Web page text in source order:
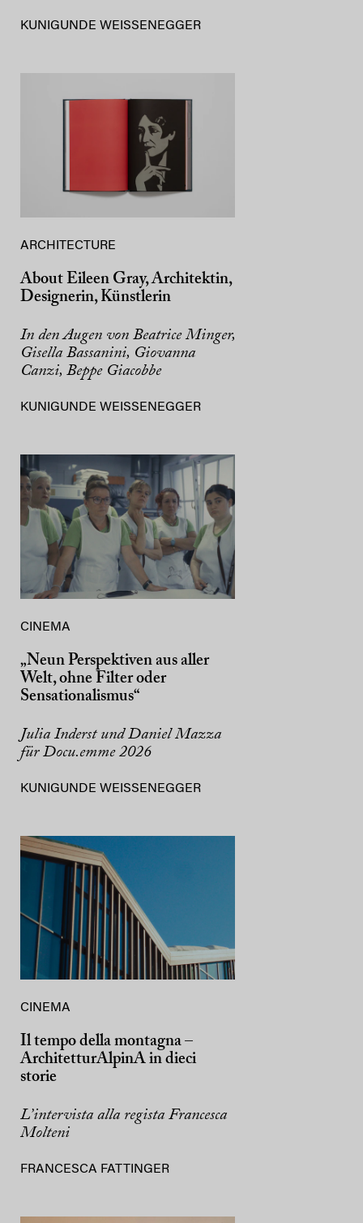
KUNIGUNDE WEISSENEGGER
ARCHITECTURE
About Eileen Gray, Architektin,
Designerin, Künstlerin
In den Augen von Beatrice Minger,
Gisella Bassanini, Giovanna
Canzi, Beppe Giacobbe
KUNIGUNDE WEISSENEGGER
CINEMA
„Neun Perspektiven aus aller
Welt, ohne Filter oder
Sensationalismus“
Julia Inderst und Daniel Mazza
für Docu.emme 2026
KUNIGUNDE WEISSENEGGER
CINEMA
Il tempo della montagna –
ArchitetturAlpinA in dieci
storie
L’intervista alla regista Francesca
Molteni
FRANCESCA FATTINGER